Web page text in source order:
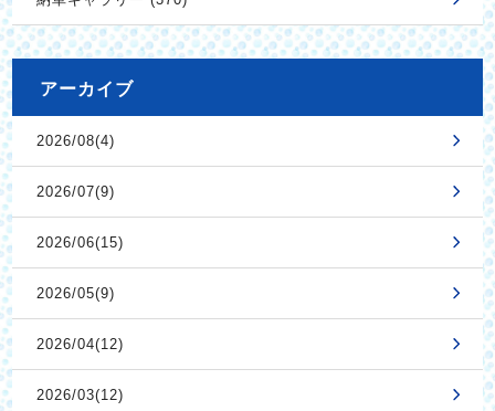
アーカイブ
2026/08(4)
2026/07(9)
2026/06(15)
2026/05(9)
2026/04(12)
2026/03(12)